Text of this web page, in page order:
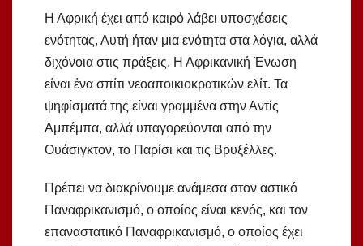
Η Αφρική έχει από καιρό λάβει υποσχέσεις
ενότητας, Αυτή ήταν μια ενότητα στα λόγια, αλλά
διχόνοια στις πράξεις. Η Αφρικανική Ένωση
είναι ένα σπίτι νεοαποικιοκρατικών ελίτ. Τα
ψηφίσματά της είναι γραμμένα στην Αντίς
Αμπέμπα, αλλά υπαγορεύονται από την
Ουάσιγκτον, το Παρίσι και τις Βρυξέλλες.
Πρέπει να διακρίνουμε ανάμεσα στον αστικό
Παναφρικανισμό, ο οποίος είναι κενός, και τον
επαναστατικό Παναφρικανισμό, ο οποίος έχει